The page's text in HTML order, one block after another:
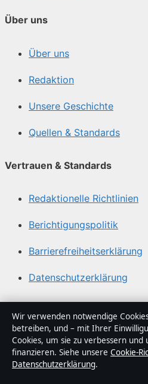
Über uns
Über uns
Redaktion
Unsere Geschichte
Quellen & Standards
Vertrauen & Standards
Redaktionelle Richtlinien
Berichtigungspolitik
Barrierefreiheitserklärung
Datenschutzerklärung
Über Tageslage in Kürze
Tageslage ist ein
Nachrichtenanbieter mit Fokus
Technik und Gesellschaft in
Wir verwenden notwendige
betreiben, und – mit Ihrer
Cookies, um sie zu verbessern
finanzieren. Siehe unsere Cookie-
Datenschutzerklärung.